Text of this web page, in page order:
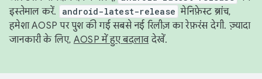
इस्तेमाल करें.
android-latest-release मेनिफ़ेस्ट ब्रांच,
हमेशा AOSP पर पुश की गई सबसे नई रिलीज़ का रेफ़रंस देगी. ज़्यादा
जानकारी के लिए, AOSP में हुए बदलावदेखें.